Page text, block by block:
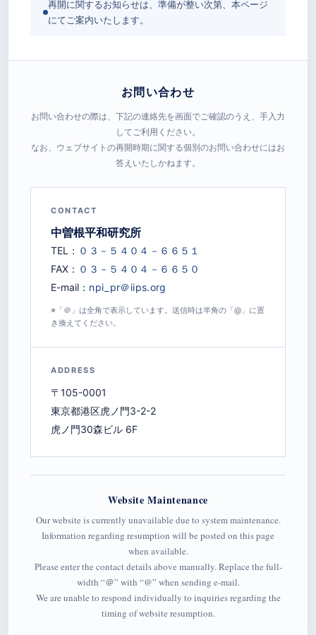
再開に関するお知らせは、準備が整い次第、本ページ
にてご案内いたします。
お問い合わせ
お問い合わせの際は、下記の連絡先を画面でご確認のうえ、手入力
してご利用ください。
なお、ウェブサイトの再開時期に関する個別のお問い合わせにはお
答えいたしかねます。
CONTACT
中曽根平和研究所
TEL：
FAX：
E-mail：
※「＠」は全角で表示しています。送信時は半角の「@」に置
き換えてください。
ADDRESS
〒105-0001
東京都港区虎ノ門3-2-2
虎ノ門30森ビル 6F
Website Maintenance
Our website is currently unavailable due to system maintenance.
Information regarding resumption will be posted on this page
when available.
Please enter the contact details above manually. Replace the full-
width “＠” with “@” when sending e-mail.
We are unable to respond individually to inquiries regarding the
timing of website resumption.